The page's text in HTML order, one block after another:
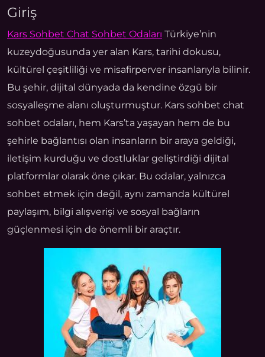
Giriş
Kars Sohbet Chat Sohbet Odaları Türkiye’nin
kuzeydoğusunda yer alan Kars, tarihi dokusu,
kültürel çeşitliliği ve misafirperver insanlarıyla bilinir.
Bu şehir, dijital dünyada da kendine özgü bir
sosyalleşme alanı oluşturmuştur. Kars sohbet chat
sohbet odaları, hem Kars’ta yaşayan hem de bu
şehirle bağlantısı olan insanların bir araya geldiği,
iletişim kurduğu ve dostluklar geliştirdiği dijital
platformlar olarak öne çıkar. Bu odalar, yalnızca
sohbet etmek için değil, aynı zamanda kültürel
paylaşım, bilgi alışverişi ve sosyal bağların
güçlenmesi için de önemli bir araçtır.